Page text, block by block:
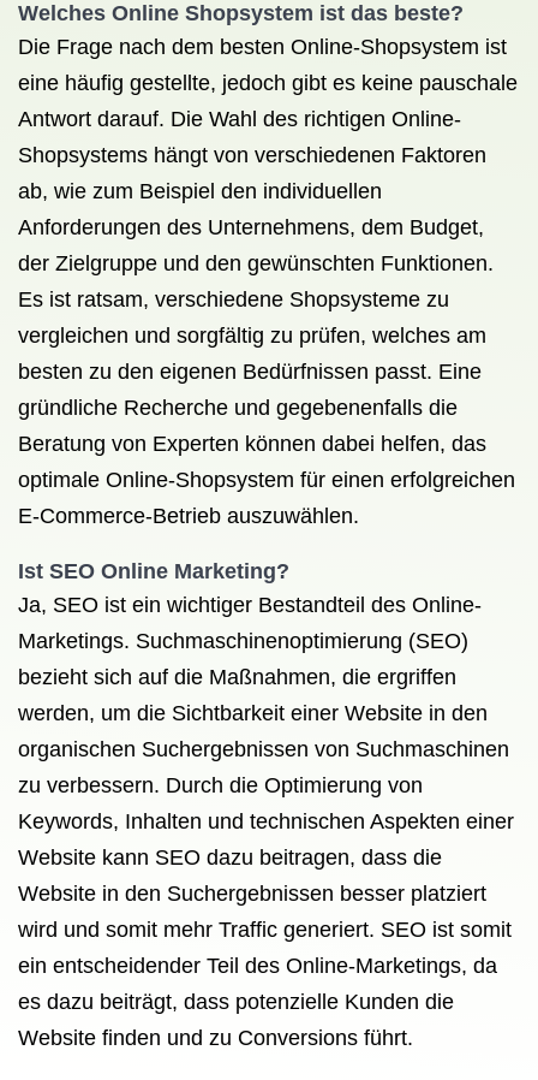
Welches Online Shopsystem ist das beste?
Die Frage nach dem besten Online-Shopsystem ist
eine häufig gestellte, jedoch gibt es keine pauschale
Antwort darauf. Die Wahl des richtigen Online-
Shopsystems hängt von verschiedenen Faktoren
ab, wie zum Beispiel den individuellen
Anforderungen des Unternehmens, dem Budget,
der Zielgruppe und den gewünschten Funktionen.
Es ist ratsam, verschiedene Shopsysteme zu
vergleichen und sorgfältig zu prüfen, welches am
besten zu den eigenen Bedürfnissen passt. Eine
gründliche Recherche und gegebenenfalls die
Beratung von Experten können dabei helfen, das
optimale Online-Shopsystem für einen erfolgreichen
E-Commerce-Betrieb auszuwählen.
Ist SEO Online Marketing?
Ja, SEO ist ein wichtiger Bestandteil des Online-
Marketings. Suchmaschinenoptimierung (SEO)
bezieht sich auf die Maßnahmen, die ergriffen
werden, um die Sichtbarkeit einer Website in den
organischen Suchergebnissen von Suchmaschinen
zu verbessern. Durch die Optimierung von
Keywords, Inhalten und technischen Aspekten einer
Website kann SEO dazu beitragen, dass die
Website in den Suchergebnissen besser platziert
wird und somit mehr Traffic generiert. SEO ist somit
ein entscheidender Teil des Online-Marketings, da
es dazu beiträgt, dass potenzielle Kunden die
Website finden und zu Conversions führt.